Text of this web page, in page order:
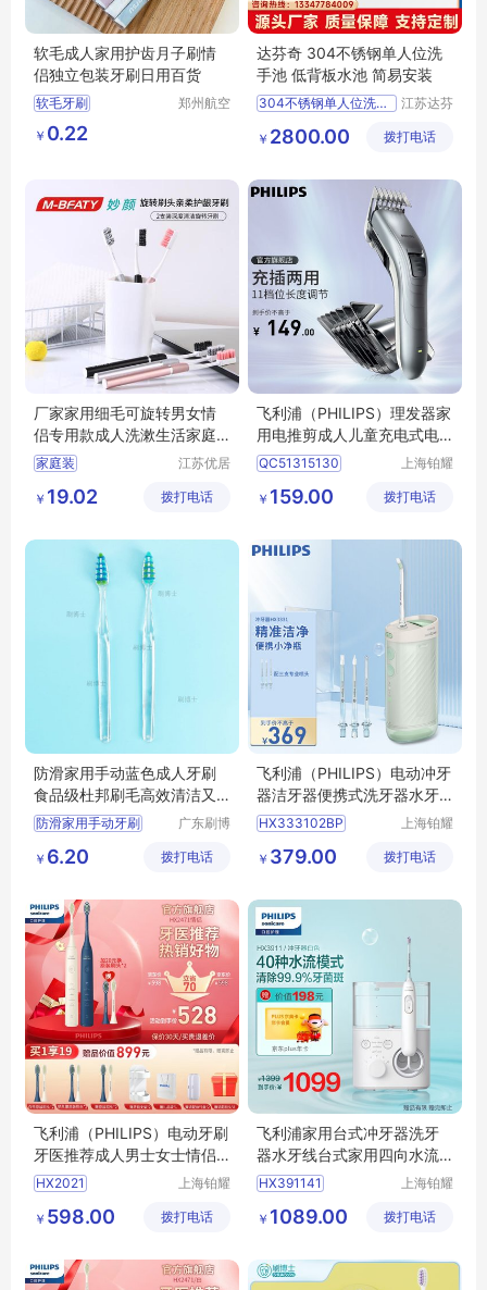
软毛成人家用护齿月子刷情
侣独立包装牙刷日用百货
软毛牙刷
成人家用护齿
情侣牙刷
郑州航空
￥ 0.22
达芬奇 304不锈钢单人位洗
手池 低背板水池 简易安装
304不锈钢单人位洗手池
不锈钢水槽
江苏达芬
份有限公
￥ 2800.00 拨打电话
厂家家用细毛可旋转男女情
侣专用款成人洗漱生活家庭
装清洁牙刷
家庭装
江苏优居
有限公司
￥ 19.02 拨打电话
飞利浦（PHILIPS）理发器家
用电推剪成人儿童充电式电
推子电动理发剪QC5130&Q
C5131随机发货全家适用
QC51315130
上海铂耀
有限公司
￥ 159.00 拨打电话
防滑家用手动蓝色成人牙刷
食品级杜邦刷毛高效清洁又
护牙
防滑家用手动牙刷
手动牙刷
杜邦刷毛成人牙刷
广东刷博
限公司
￥ 6.20 拨打电话
飞利浦（PHILIPS）电动冲牙
器洁牙器便携式洗牙器水牙
线口腔护理除牙菌斑正畸适
用家用台式大容量HX3331/0
2
HX333102BP
上海铂耀
有限公司
￥ 379.00 拨打电话
飞利浦（PHILIPS）电动牙刷
牙医推荐成人男士女士情侣
声波震动牙刷HX24715效宝
藏刷五种模式【三八妇女节
礼物】HX挺值
HX2021
上海铂耀
有限公司
￥ 598.00 拨打电话
飞利浦家用台式冲牙器洗牙
器水牙线台式家用四向水流
科技4种洁齿模式10级洁齿力
度水魔方白色HX3911/41
HX391141
上海铂耀
有限公司
￥ 1089.00 拨打电话